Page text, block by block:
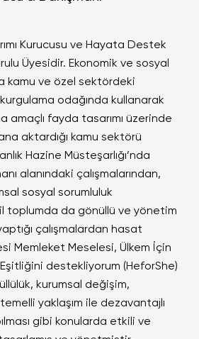
Kurucusu ve Hayata Destek
Üyesidir. Ekonomik ve sosyal
kamu ve özel sektördeki
odağında kullanarak
fayda tasarımı üzerinde
aktardığı kamu sektörü
Hazine Müsteşarlığı’nda
alanındaki çalışmalarından,
sosyal sorumluluk
toplumda da gönüllü ve yönetim
çalışmalardan hasat
Memleket Meselesi, Ülkem İçin
destekliyorum (HeforShe)
kurumsal değişim,
yaklaşım ile dezavantajlı
gibi konularda etkili ve